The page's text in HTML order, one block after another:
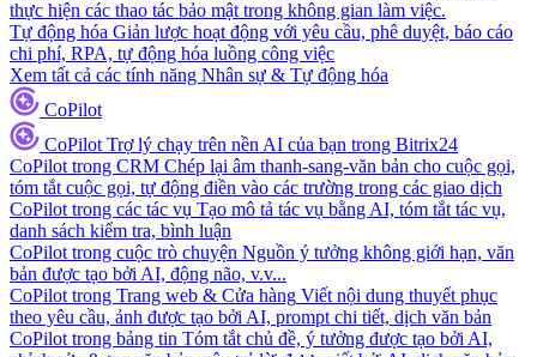
thực hiện các thao tác bảo mật trong không gian làm việc.
Tự động hóa Giản lược hoạt động với yêu cầu, phê duyệt, báo cáo
chi phí, RPA, tự động hóa luồng công việc
Xem tất cả các tính năng Nhân sự & Tự động hóa
CoPilot
CoPilot Trợ lý chạy trên nền AI của bạn trong Bitrix24
CoPilot trong CRM Chép lại âm thanh-sang-văn bản cho cuộc gọi,
tóm tắt cuộc gọi, tự động điền vào các trường trong các giao dịch
CoPilot trong các tác vụ Tạo mô tả tác vụ bằng AI, tóm tắt tác vụ,
danh sách kiểm tra, bình luận
CoPilot trong cuộc trò chuyện Nguồn ý tưởng không giới hạn, văn
bản được tạo bởi AI, động não, v.v...
CoPilot trong Trang web & Cửa hàng Viết nội dung thuyết phục
theo yêu cầu, ảnh được tạo bởi AI, prompt chi tiết, dịch văn bản
CoPilot trong bảng tin Tóm tắt chủ đề, ý tưởng được tạo bởi AI,